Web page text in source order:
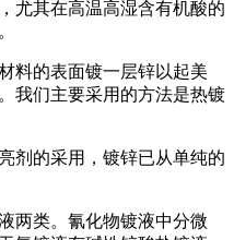
尤其在高温高湿含有机酸的
料的表面镀一层锌以起美
我们主要采用的方法是热镀
剂的采用，镀锌已从单纯的
两类。氰化物镀液中分微